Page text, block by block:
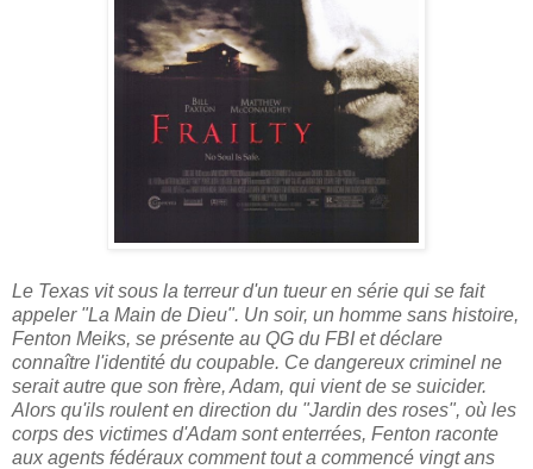
Le Texas vit sous la terreur d'un tueur en série qui se fait
appeler "La Main de Dieu". Un soir, un homme sans histoire,
Fenton Meiks, se présente au QG du FBI et déclare
connaître l'identité du coupable. Ce dangereux criminel ne
serait autre que son frère, Adam, qui vient de se suicider.
Alors qu'ils roulent en direction du "Jardin des roses", où les
corps des victimes d'Adam sont enterrées, Fenton raconte
aux agents fédéraux comment tout a commencé vingt ans